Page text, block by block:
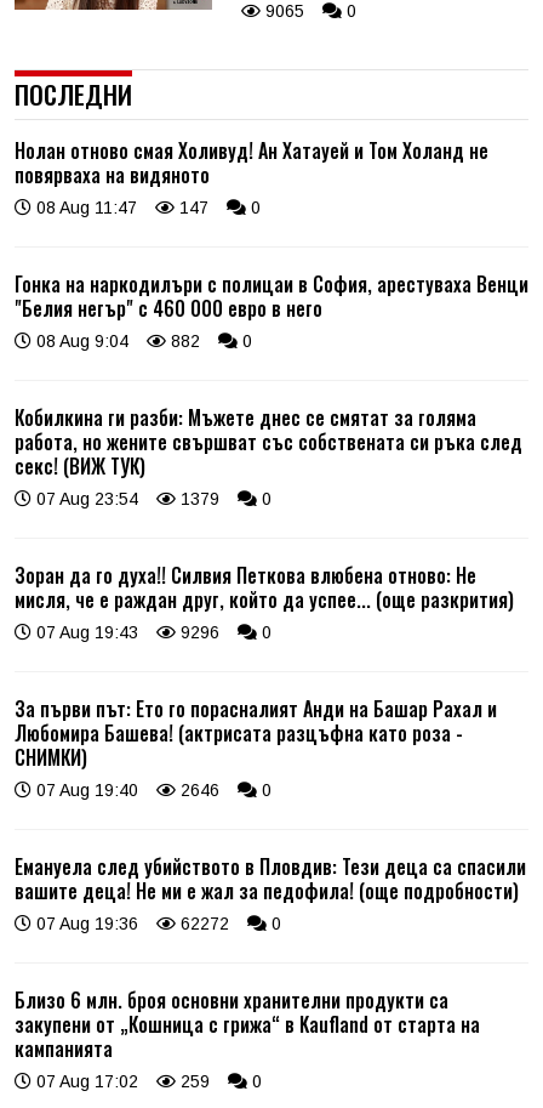
9065 0
ПОСЛЕДНИ
Нолан отново смая Холивуд! Ан Хатауей и Том Холанд не
повярваха на видяното
08 Aug 11:47 147 0
Гонка на наркодилъри с полицаи в София, арестуваха Венци
"Белия негър" с 460 000 евро в него
08 Aug 9:04 882 0
Кобилкина ги разби: Мъжете днес се смятат за голяма
работа, но жените свършват със собствената си ръка след
секс! (ВИЖ ТУК)
07 Aug 23:54 1379 0
Зоран да го духа!! Силвия Петкова влюбена отново: Не
мисля, че е раждан друг, който да успее... (още разкрития)
07 Aug 19:43 9296 0
За първи път: Ето го порасналият Анди на Башар Рахал и
Любомира Башева! (актрисата разцъфна като роза -
СНИМКИ)
07 Aug 19:40 2646 0
Емануела след убийството в Пловдив: Тези деца са спасили
вашите деца! Не ми е жал за педофила! (още подробности)
07 Aug 19:36 62272 0
Близо 6 млн. броя основни хранителни продукти са
закупени от „Кошница с грижа“ в Kaufland от старта на
кампанията
07 Aug 17:02 259 0